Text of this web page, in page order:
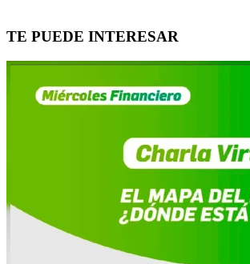
TE PUEDE INTERESAR